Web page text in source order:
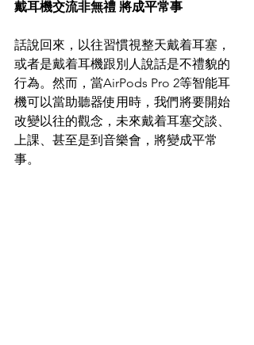
戴耳機交流非無禮 將成平常事
話說回來，以往習慣視整天戴着耳塞，
或者是戴着耳機跟別人說話是不禮貌的
行為。然而，當AirPods Pro 2等智能耳
機可以當助聽器使用時，我們將要開始
改變以往的觀念，未來戴着耳塞交談、
上課、甚至是到音樂會，將變成平常
事。